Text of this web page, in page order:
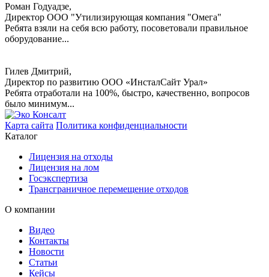
Роман Годуадзе,
Директор ООО "Утилизирующая компания "Омега"
Ребята взяли на себя всю работу, посоветовали правильное
оборудование...
Гилев Дмитрий,
Директор по развитию ООО «ИнсталСайт Урал»
Ребята отработали на 100%, быстро, качественно, вопросов
было минимум...
Карта сайта Политика конфиденциальности
Каталог
Лицензия на отходы
Лицензия на лом
Госэкспертиза
Трансграничное перемещение отходов
О компании
Видео
Контакты
Новости
Статьи
Кейсы